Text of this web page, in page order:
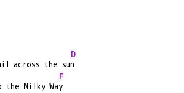
across the su
D
n
Milky Wa
F
y